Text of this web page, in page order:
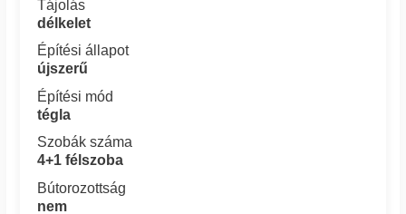
Tájolás
délkelet
Építési állapot
újszerű
Építési mód
tégla
Szobák száma
4+1 félszoba
Bútorozottság
nem